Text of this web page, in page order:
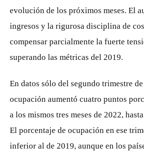
evolución de los próximos meses. El
ingresos y la rigurosa disciplina de
compensar parcialmente la fuerte
superando las métricas del 2019.
En datos sólo del segundo trimestre
ocupación aumentó cuatro puntos
a los mismos tres meses de 2022,
El porcentaje de ocupación en ese
inferior al de 2019, aunque en los